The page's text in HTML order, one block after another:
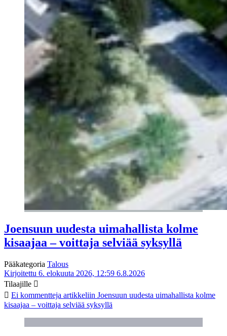
Joensuun uudesta uimahallista kolme
kisaajaa – voittaja selviää syksyllä
Pääkategoria Talous
Kirjoitettu 6. elokuuta 2026, 12:59 6.8.2026
Tilaajille
Ei kommentteja artikkeliin Joensuun uudesta uimahallista kolme
kisaajaa – voittaja selviää syksyllä